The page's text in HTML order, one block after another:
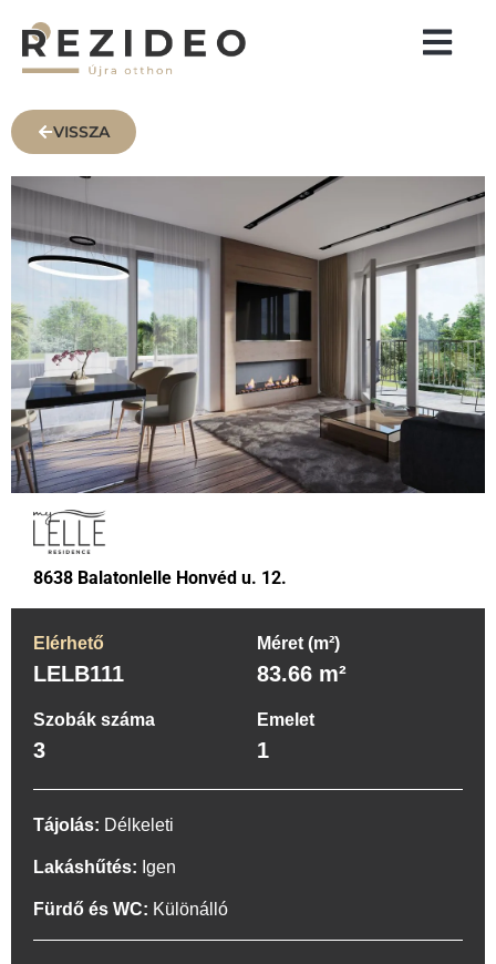
VISSZA
8638 Balatonlelle Honvéd u. 12.
Elérhető
LELB111
Méret (m²)
83.66 m²
Szobák száma
3
Emelet
1
Tájolás: Délkeleti
Lakáshűtés: Igen
Fürdő és WC: Különálló